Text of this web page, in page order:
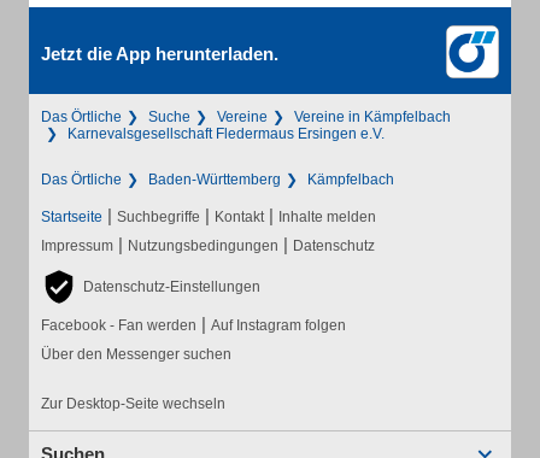
Jetzt die App herunterladen.
Das Örtliche Suche Vereine
Vereine in Kämpfelbach
Karnevalsgesellschaft Fledermaus Ersingen e.V.
Das Örtliche Baden-Württemberg Kämpfelbach
Startseite | Suchbegriffe | Kontakt | Inhalte melden
Impressum | Nutzungsbedingungen | Datenschutz
Datenschutz-Einstellungen
Facebook - Fan werden | Auf Instagram folgen
Über den Messenger suchen
Zur Desktop-Seite wechseln
Suchen